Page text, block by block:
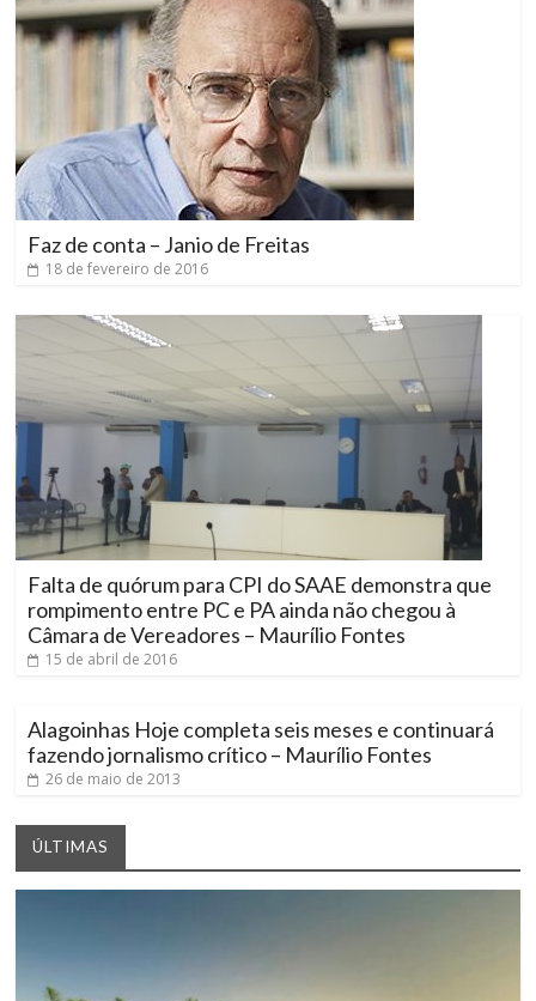
Faz de conta – Janio de Freitas
18 de fevereiro de 2016
Falta de quórum para CPI do SAAE demonstra que
rompimento entre PC e PA ainda não chegou à
Câmara de Vereadores – Maurílio Fontes
15 de abril de 2016
Alagoinhas Hoje completa seis meses e continuará
fazendo jornalismo crítico – Maurílio Fontes
26 de maio de 2013
ÚLTIMAS